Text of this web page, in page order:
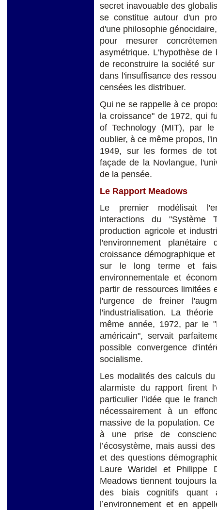
secret inavouable des
se constitue autour d'un
d'une philosophie
pour mesurer
asymétrique. L'hypothèse
de reconstruire la société
dans l'insuffisance des
censées les distribuer.
Qui ne se rappelle à ce
la croissance" de 1972, qui
of Technology (MIT), par
oublier, à ce même propos,
1949, sur les formes de
façade de la Novlangue,
de la pensée.
Le Rapport Meadows
Le premier modélisait
interactions du "Système
production agricole et
l'environnement
croissance démographique
sur le long terme et
environnementale et
partir de ressources limitées
l'urgence de freiner
l'industrialisation. La
même année, 1972, par le
américain", servait
possible convergence
socialisme.
Les modalités des calculs
alarmiste du rapport firent
particulier l’idée que le
nécessairement à un
massive de la population.
à une prise de
l’écosystème, mais aussi
et des questions
Laure Waridel et Philippe
Meadows tiennent toujours
des biais cognitifs quant
l’environnement et en